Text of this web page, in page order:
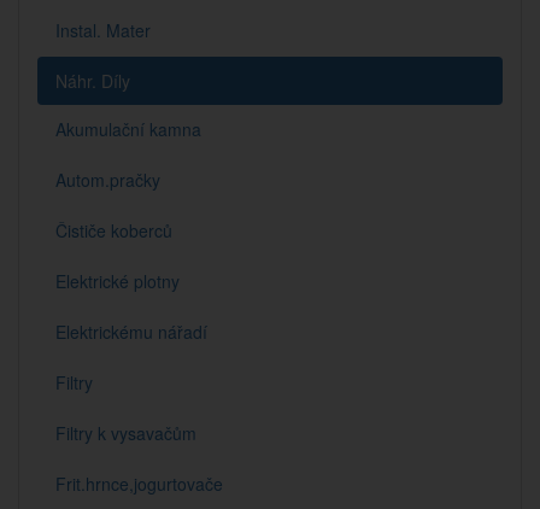
Instal. Mater
Náhr. Díly
Akumulační kamna
Autom.pračky
Čističe koberců
Elektrické plotny
Elektrickému nářadí
Filtry
Filtry k vysavačům
Frit.hrnce,jogurtovače